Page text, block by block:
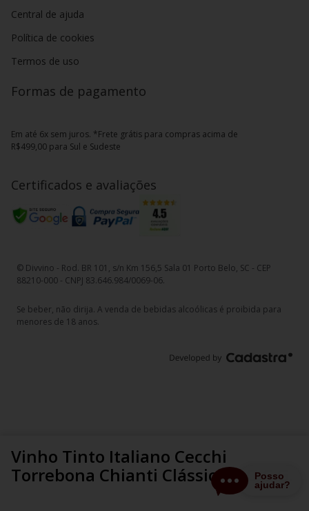
Vinho Tinto Italiano Cecchi
Torrebona Chianti Clássico D.O.C.G.
Central de ajuda
Política de cookies
Termos de uso
Formas de pagamento
Em até 6x sem juros. *Frete grátis para compras acima de
R$499,00 para Sul e Sudeste
Certificados e avaliações
© Divvino - Rod. BR 101, s/n Km 156,5 Sala 01 Porto Belo, SC - CEP
88210-000 - CNPJ 83.646.984/0069-06.
Se beber, não dirija. A venda de bebidas alcoólicas é proibida para
menores de 18 anos.